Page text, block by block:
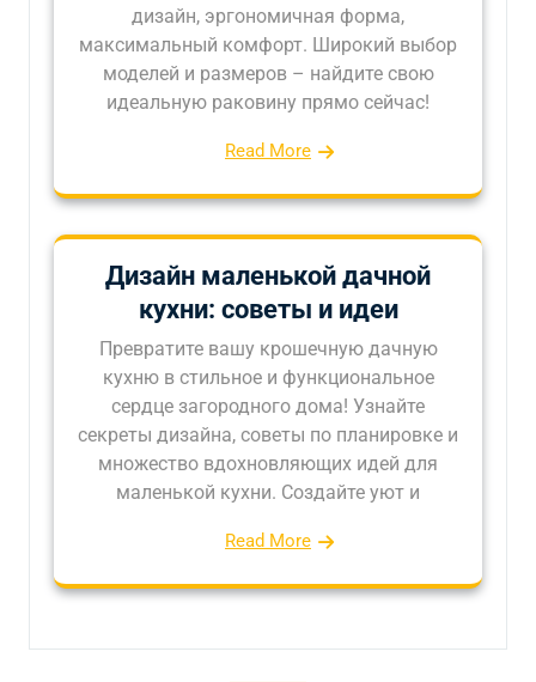
дизайн, эргономичная форма,
максимальный комфорт. Широкий выбор
моделей и размеров – найдите свою
идеальную раковину прямо сейчас!
Read More
Дизайн маленькой дачной
кухни: советы и идеи
Превратите вашу крошечную дачную
кухню в стильное и функциональное
сердце загородного дома! Узнайте
секреты дизайна, советы по планировке и
множество вдохновляющих идей для
маленькой кухни. Создайте уют и
Read More